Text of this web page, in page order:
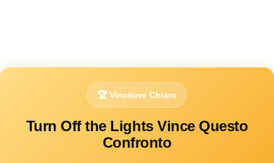
🏆 Vincitore Chiaro
Turn Off the Lights Vince Questo
Confronto